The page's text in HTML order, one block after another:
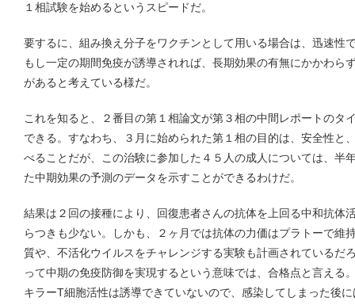
１相試験を始めるというスピードだ。
要するに、組み換え分子をワクチンとして用いる場合は、迅速性
もし一定の期間免疫が誘導されれば、長期効果の有無にかかわら
があると考えている様だ。
これを知ると、２番目の第１相論文が第３相の中間レポートのタ
できる。すなわち、３月に始められた第１相の目的は、安全性と
べることだが、この治験に参加した４５人の成人については、半
た中期効果の予測のデータを示すことができるわけだ。
結果は２回の接種により、回復患者さんの抗体を上回る中和抗体
らつきも少ない。しかも、２ヶ月では抗体の力価はプラトーで維
質や、不活化ウイルスをチャレンジする実験も計画されているだ
って中期の免疫防御を実現するという意味では、合格点と言える
キラーT細胞活性は誘導できていないので、感染してしまった後